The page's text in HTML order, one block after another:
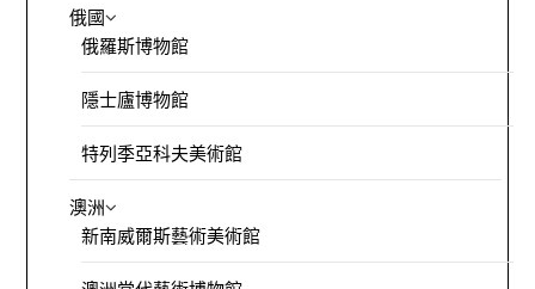
俄國
俄羅斯博物館
隱士廬博物館
特列季亞科夫美術館
澳洲
新南威爾斯藝術美術館